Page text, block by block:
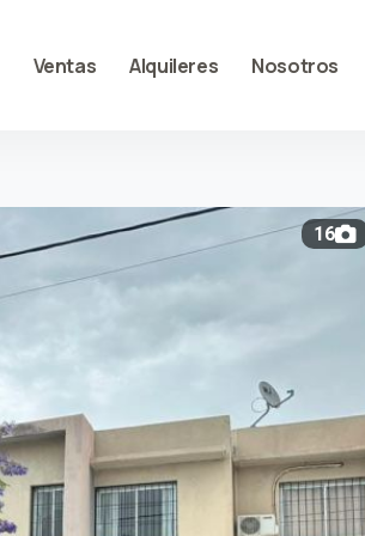
Ventas Alquileres Nosotros
16